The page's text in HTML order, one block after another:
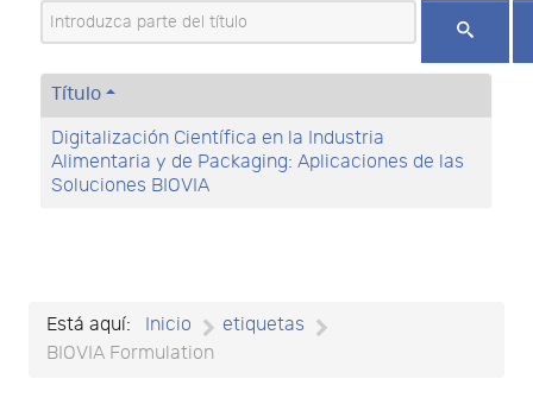
Introduzca parte del título
Título
Digitalización Científica en la Industria
Alimentaria y de Packaging: Aplicaciones de las
Soluciones BIOVIA
Está aquí: Inicio
etiquetas
BIOVIA Formulation